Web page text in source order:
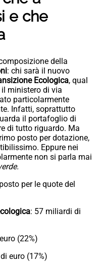
e che
della
: chi sarà il nuovo
Ecologica, qual
ministero di via
particolarmente
Infatti, soprattutto
il portafoglio di
di tutto riguardo. Ma
posto per dotazione,
Eppure nei
non si parla mai
per le quote del
: 57 miliardi di
(22%)
euro (17%)